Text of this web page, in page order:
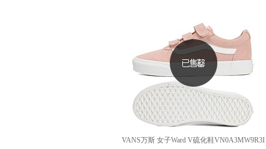
VANS万斯 女子Ward V硫化鞋VN0A3MW9R3I